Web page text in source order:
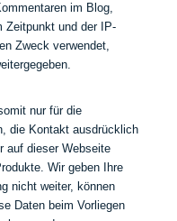
im Blog,
Zeitpunkt und der IP-
Zweck verwendet,
nur für die
die Kontakt ausdrücklich
auf dieser Webseite
Wir geben Ihre
nicht weiter, können
Daten beim Vorliegen